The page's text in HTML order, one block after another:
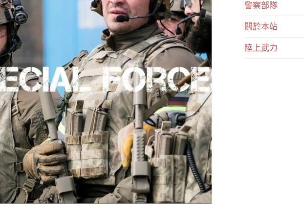
警察部隊
關於本站
陸上武力